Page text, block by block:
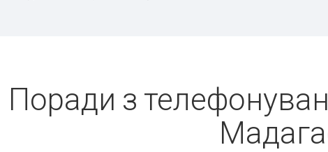
Поради з